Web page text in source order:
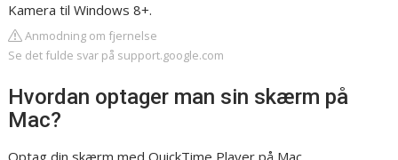
Kamera til Windows 8+.
Anmodning om fjernelse
Se det fulde svar på support.google.com
Hvordan optager man sin skærm på
Mac?